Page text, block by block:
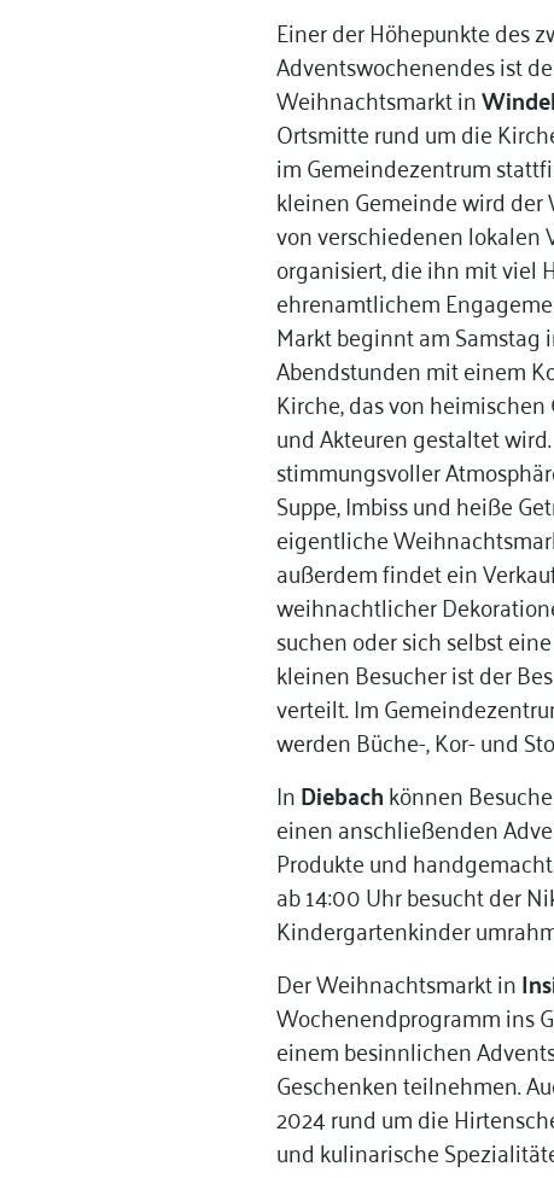
Einer der Höhepunkte des
Adventswochenendes ist
Weihnachtsmarkt in
Ortsmitte rund um die
im Gemeindezentrum
kleinen Gemeinde wird
von verschiedenen lokalen
organisiert, die ihn mit viel
ehrenamtlichem
Markt beginnt am Samstag
Abendstunden mit einem
Kirche, das von heimischen
und Akteuren gestaltet
stimmungsvoller
Suppe, Imbiss und heiße
eigentliche
außerdem findet ein
weihnachtlicher
suchen oder sich selbst
kleinen Besucher ist der
verteilt. Im
werden Büche-, Kor- und
InDiebachkönnen
einen anschließenden
Produkte und
ab 14:00 Uhr besucht der
Kindergartenkinder
Der Weihnachtsmarkt in
Wochenendprogramm ins
einem besinnlichen
Geschenken teilnehmen.
2024 rund um die
und kulinarische